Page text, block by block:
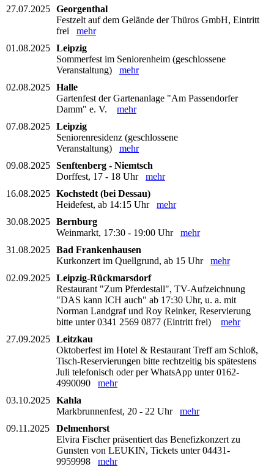
27.07.2025 Georgenthal
Festzelt auf dem Gelände der Thüros GmbH, Eintritt
frei mehr
01.08.2025 Leipzig
Sommerfest im Seniorenheim (geschlossene
Veranstaltung) mehr
02.08.2025 Halle
Gartenfest der Gartenanlage "Am Passendorfer
Damm" e. V. mehr
07.08.2025 Leipzig
Seniorenresidenz (geschlossene
Veranstaltung) mehr
09.08.2025 Senftenberg - Niemtsch
Dorffest, 17 - 18 Uhr mehr
16.08.2025 Kochstedt (bei Dessau)
Heidefest, ab 14:15 Uhr mehr
30.08.2025 Bernburg
Weinmarkt, 17:30 - 19:00 Uhr mehr
31.08.2025 Bad Frankenhausen
Kurkonzert im Quellgrund, ab 15 Uhr mehr
02.09.2025 Leipzig-Rückmarsdorf
Restaurant "Zum Pferdestall", TV-Aufzeichnung
"DAS kann ICH auch" ab 17:30 Uhr, u. a. mit
Norman Landgraf und Roy Reinker, Reservierung
bitte unter 0341 2569 0877 (Eintritt frei) mehr
27.09.2025 Leitzkau
Oktoberfest im Hotel & Restaurant Treff am Schloß,
Tisch-Reservierungen bitte rechtzeitig bis spätestens
Juli telefonisch oder per WhatsApp unter 0162-
4990090 mehr
03.10.2025 Kahla
Markbrunnenfest, 20 - 22 Uhr mehr
09.11.2025
Delmenhorst
Elvira Fischer präsentiert das Benefizkonzert zu
Gunsten von LEUKIN, Tickets unter 04431-
9959998 mehr